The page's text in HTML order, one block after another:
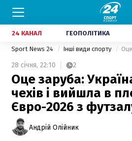
24 КАНАЛ ГЕОПОЛІТИКА
Sport News 24 Інші види спорту
28 січня, 22:10 2
Оце заруба:
чехів і вийшла в
Євро-2026 з
Андрій Олійник